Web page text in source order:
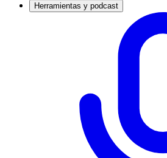
Herramientas y podcast